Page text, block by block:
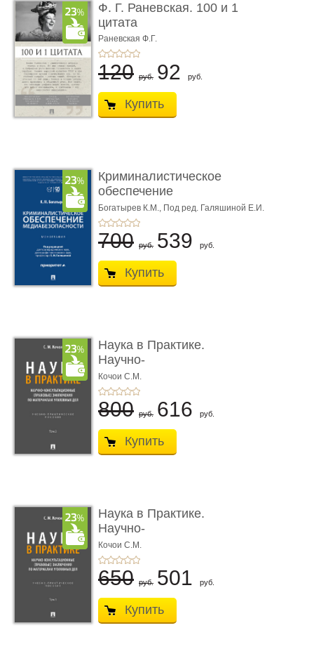
Ф. Г. Раневская. 100 и 1
цитата
Раневская Ф.Г.
120 руб. 92 руб.
Купить
Криминалистическое
обеспечение
медиабезопас� ...
Богатырев К.М., Под ред. Галяшиной Е.И.
700 руб. 539 руб.
Купить
Наука в Практике.
Научно-
консультационные (пра
...
Кочои С.М.
800 руб. 616 руб.
Купить
Наука в Практике.
Научно-
консультационные (пра
...
Кочои С.М.
650 руб. 501 руб.
Купить